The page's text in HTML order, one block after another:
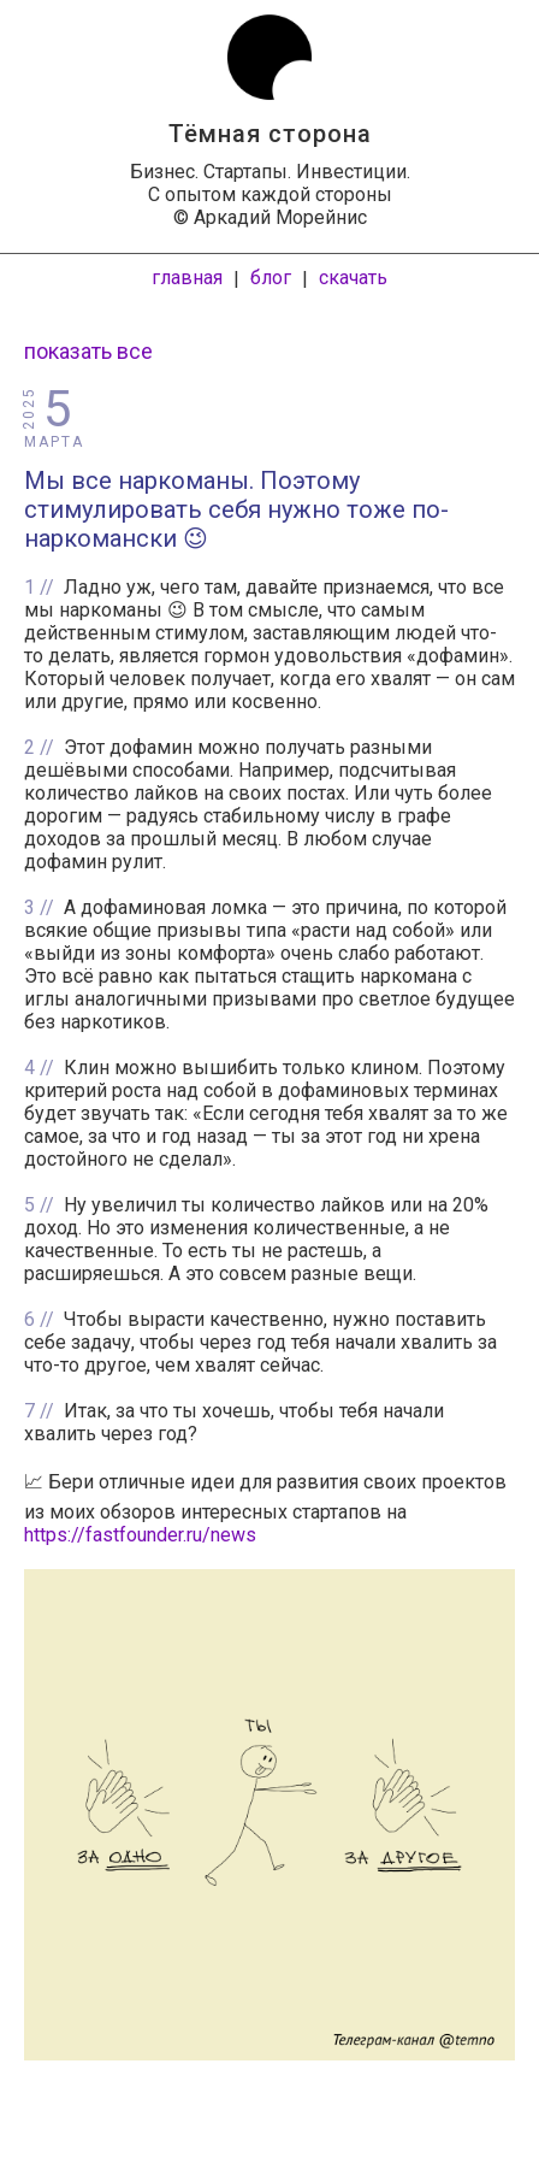
Тёмная сторона
Бизнес. Стартапы. Инвестиции.
С опытом каждой стороны
© Аркадий Морейнис
главная | блог | скачать
показать все
5
МАРТА
2025
Мы все наркоманы. Поэтому
стимулировать себя нужно тоже по-
наркомански 😉
1
Ладно уж, чего там, давайте признаемся, что все
мы наркоманы 😉 В том смысле, что самым
действенным стимулом, заставляющим людей что-
то делать, является гормон удовольствия «дофамин».
Который человек получает, когда его хвалят — он сам
или другие, прямо или косвенно.
2
Этот дофамин можно получать разными
дешёвыми способами. Например, подсчитывая
количество лайков на своих постах. Или чуть более
дорогим — радуясь стабильному числу в графе
доходов за прошлый месяц. В любом случае
дофамин рулит.
3
А дофаминовая ломка — это причина, по которой
всякие общие призывы типа «расти над собой» или
«выйди из зоны комфорта» очень слабо работают.
Это всё равно как пытаться стащить наркомана с
иглы аналогичными призывами про светлое будущее
без наркотиков.
4
Клин можно вышибить только клином. Поэтому
критерий роста над собой в дофаминовых терминах
будет звучать так: «Если сегодня тебя хвалят за то же
самое, за что и год назад — ты за этот год ни хрена
достойного не сделал».
5
Ну увеличил ты количество лайков или на 20%
доход. Но это изменения количественные, а не
качественные. То есть ты не растешь, а
расширяешься. А это совсем разные вещи.
6
Чтобы вырасти качественно, нужно поставить
себе задачу, чтобы через год тебя начали хвалить за
что-то другое, чем хвалят сейчас.
7
Итак, за что ты хочешь, чтобы тебя начали
хвалить через год?
📈 Бери отличные идеи для развития своих проектов
из моих обзоров интересных стартапов на
https://fastfounder.ru/news